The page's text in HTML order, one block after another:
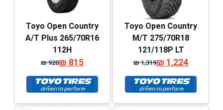
Toyo Open Country
M/T 275/70R18
121/118P LT
₪1,319
המחיר
המקורי
היה:
₪ 1,319.
₪1,224
המחיר
הנוכחי
הוא:
₪ 1,224.
Toyo Open Country
A/T Plus 265/70R16
112H
₪920
המחיר
המקורי
היה:
₪ 920.
₪815 המחיר
הנוכחי
הוא:
₪ 815.